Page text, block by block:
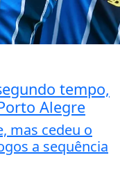
tempo,
Alegre
mas cedeu o
a sequência